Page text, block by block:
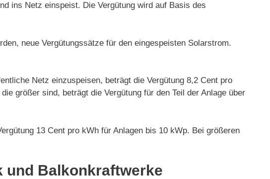
ins Netz einspeist. Die Vergütung wird auf Basis des
neue Vergütungssätze für den eingespeisten Solarstrom.
Netz einzuspeisen, beträgt die Vergütung 8,2 Cent pro
größer sind, beträgt die Vergütung für den Teil der Anlage über
13 Cent pro kWh für Anlagen bis 10 kWp. Bei größeren
und Balkonkraftwerke